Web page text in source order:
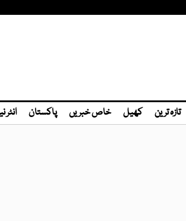
تازہ ترین کھیل خاص خبریں پاکستان